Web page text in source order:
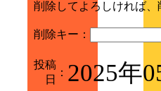
削除してよろしければ
削除キー：
投稿
日
： 2025年